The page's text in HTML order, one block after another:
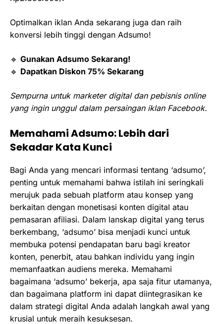
Optimalkan iklan Anda sekarang juga dan raih
konversi lebih tinggi dengan Adsumo!
🔹 Gunakan Adsumo Sekarang!
🔹 Dapatkan Diskon 75% Sekarang
Sempurna untuk marketer digital dan pebisnis online
yang ingin unggul dalam persaingan iklan Facebook.
Memahami Adsumo: Lebih dari
Sekadar Kata Kunci
Bagi Anda yang mencari informasi tentang ‘adsumo’,
penting untuk memahami bahwa istilah ini seringkali
merujuk pada sebuah platform atau konsep yang
berkaitan dengan monetisasi konten digital atau
pemasaran afiliasi. Dalam lanskap digital yang terus
berkembang, ‘adsumo’ bisa menjadi kunci untuk
membuka potensi pendapatan baru bagi kreator
konten, penerbit, atau bahkan individu yang ingin
memanfaatkan audiens mereka. Memahami
bagaimana ‘adsumo’ bekerja, apa saja fitur utamanya,
dan bagaimana platform ini dapat diintegrasikan ke
dalam strategi digital Anda adalah langkah awal yang
krusial untuk meraih kesuksesan.